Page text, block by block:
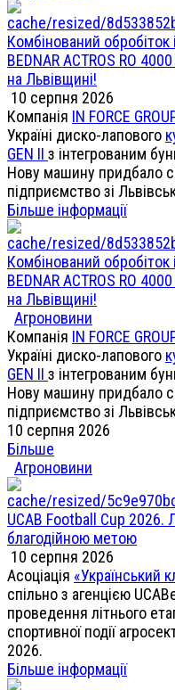
Комбінований
BEDNAR ACTROS RO
на Львівщині!
10 серпня 2026
Компанія IN FORCE
Україні диско-лапового
GEN II з інтегрованим
Нову машину придбало
підприємство зі
Більше інформації
Комбінований
BEDNAR ACTROS RO
на Львівщині!
Агроновини
Компанія IN FORCE
Україні диско-лапового
GEN II з інтегрованим
Нову машину придбало
підприємство зі
10 серпня 2026
Більше
Агроновини
UCAB Football Cup 2026.
благодійною метою
10 серпня 2026
Асоціація «Український
спільно з агенцією
проведення літнього
спортивної події
2026.
Більше інформації